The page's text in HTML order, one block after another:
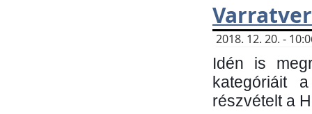
2018. 12. 20. -
Idén is
kategóriáit
részvételt a